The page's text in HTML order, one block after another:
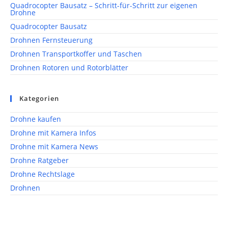
Quadrocopter Bausatz – Schritt-für-Schritt zur eigenen
Drohne
Quadrocopter Bausatz
Drohnen Fernsteuerung
Drohnen Transportkoffer und Taschen
Drohnen Rotoren und Rotorblätter
Kategorien
Drohne kaufen
Drohne mit Kamera Infos
Drohne mit Kamera News
Drohne Ratgeber
Drohne Rechtslage
Drohnen